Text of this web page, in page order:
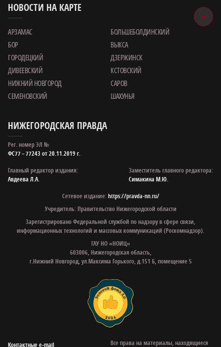
НОВОСТИ НА КАРТЕ
АРЗАМАС
БОЛЬШЕБОЛДИНСКИЙ
БОР
ВЫКСА
ГОРОДЕЦКИЙ
ДЗЕРЖИНСК
ДИВЕЕВСКИЙ
КСТОВСКИЙ
НИЖНИЙ НОВГОРОД
САРОВ
СЕМЕНОВСКИЙ
ШАХУНЬЯ
НИЖЕГОРОДСКАЯ ПРАВДА
Рег. номер ЭЛ №
ФС77 – 77243 от 20.11.2019 г.
Главный редактор издания:
Авдеева Л.А.
Заместитель главного редактора:
Симакина М.Ю.
Сетевое издание:https://pravda-nn.ru/
Учредитель: Правительство Нижегородской области
Зарегистрировано Федеральной службой по надзору в сфере связи,
информационных технологий и массовых коммуникаций (Роскомнадзор).
ГАУ НО «НОИЦ»
603006, Нижегородская область,
г.Нижний Новгород, ул.Максима Горького, д.151 Б, помещение 5
Контактные e‑mail
Все права на материалы, находящиеся